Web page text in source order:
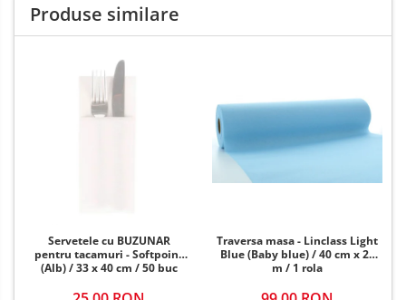
Produse similare
Servetele cu BUZUNAR
pentru tacamuri - Softpoint
(Alb) / 33 x 40 cm / 50 buc
Traversa masa - Linclass Light
Blue (Baby blue) / 40 cm x 24
m / 1 rola